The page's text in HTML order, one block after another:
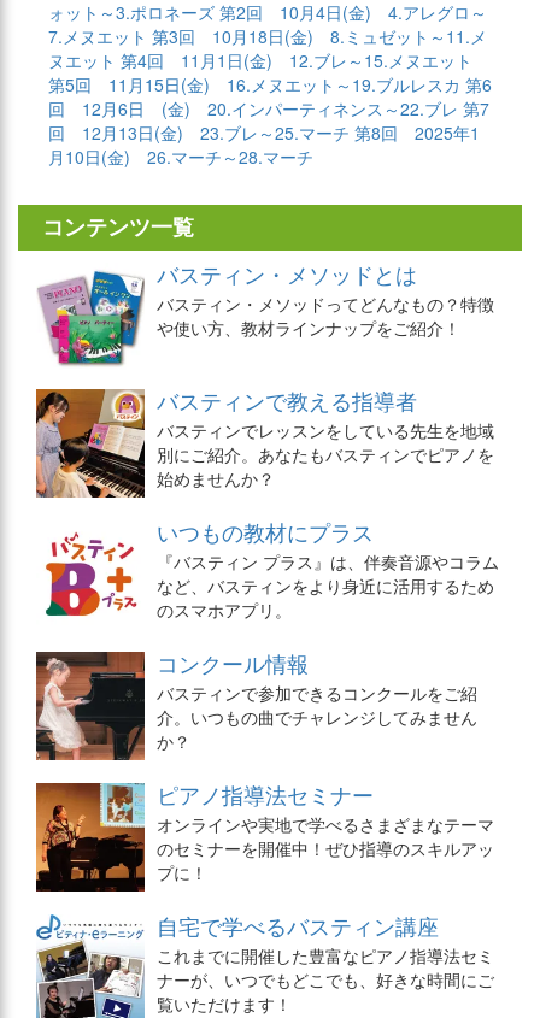
ォット～3.ポロネーズ 第2回 10月4日(金) 4.アレグロ～
7.メヌエット 第3回 10月18日(金) 8.ミュゼット～11.メ
ヌエット 第4回 11月1日(金) 12.ブレ～15.メヌエット
第5回 11月15日(金) 16.メヌエット～19.ブルレスカ 第6
回 12月6日 (金) 20.インパーティネンス～22.ブレ 第7
回 12月13日(金) 23.ブレ～25.マーチ 第8回 2025年1
月10日(金) 26.マーチ～28.マーチ
コンテンツ一覧
バスティン・メソッドとは
バスティン・メソッドってどんなもの？特徴
や使い方、教材ラインナップをご紹介！
バスティンで教える指導者
バスティンでレッスンをしている先生を地域
別にご紹介。あなたもバスティンでピアノを
始めませんか？
いつもの教材にプラス
『バスティン プラス』は、伴奏音源やコラム
など、バスティンをより身近に活用するため
のスマホアプリ。
コンクール情報
バスティンで参加できるコンクールをご紹
介。いつもの曲でチャレンジしてみません
か？
ピアノ指導法セミナー
オンラインや実地で学べるさまざまなテーマ
のセミナーを開催中！ぜひ指導のスキルアッ
プに！
自宅で学べるバスティン講座
これまでに開催した豊富なピアノ指導法セミ
ナーが、いつでもどこでも、好きな時間にご
覧いただけます！